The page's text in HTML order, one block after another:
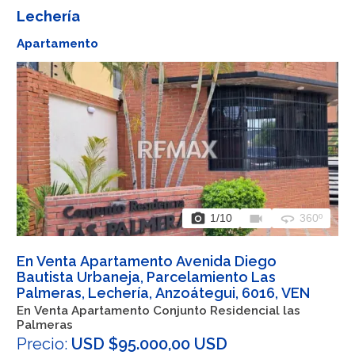
Lechería
Apartamento
photo_camera 1/10 videocam 360 360º
En Venta Apartamento Avenida Diego
Bautista Urbaneja, Parcelamiento Las
Palmeras, Lechería, Anzoátegui, 6016, VEN
En Venta Apartamento Conjunto Residencial las
Palmeras
Precio: USD $95.000,00 USD